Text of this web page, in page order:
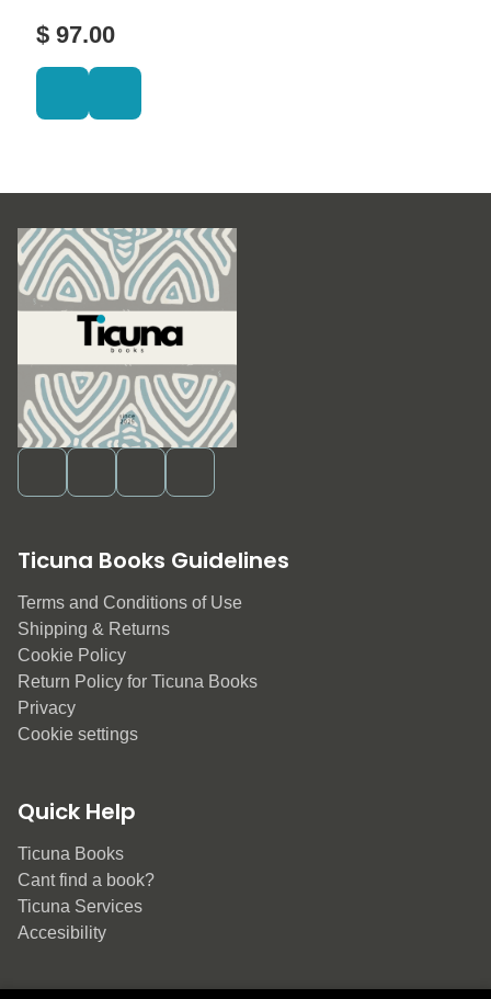
$ 97.00
Ticuna Books Guidelines
Terms and Conditions of Use
Shipping & Returns
Cookie Policy
Return Policy for Ticuna Books
Privacy
Cookie settings
Quick Help
Ticuna Books
Cant find a book?
Ticuna Services
Accesibility